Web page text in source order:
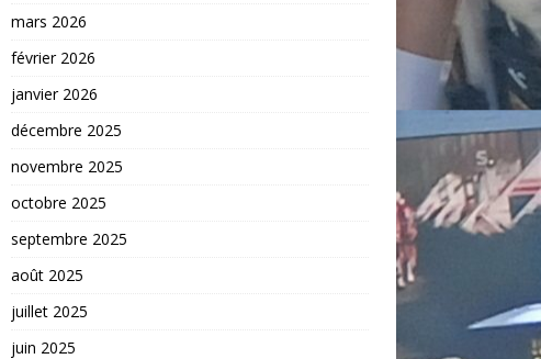
mars 2026
février 2026
janvier 2026
décembre 2025
novembre 2025
octobre 2025
septembre 2025
août 2025
juillet 2025
juin 2025